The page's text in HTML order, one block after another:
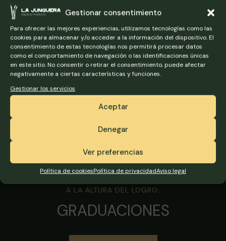
Gestionar consentimiento
Para ofrecer las mejores experiencias, utilizamos tecnologías como las
cookies para almacenar y/o acceder a la información del dispositivo. El
consentimiento de estas tecnologías nos permitirá procesar datos
como el comportamiento de navegación o las identificaciones únicas
en este sitio. No consentir o retirar el consentimiento, puede afectar
negativamente a ciertas características y funciones.
Gestionar los servicios
Aceptar
Denegar
Ver preferencias
Política de cookiesPolítica de privacidadAviso legal
SABER MÁS
A LA ALTURA DEL LOGRO.
GRADUACIONES